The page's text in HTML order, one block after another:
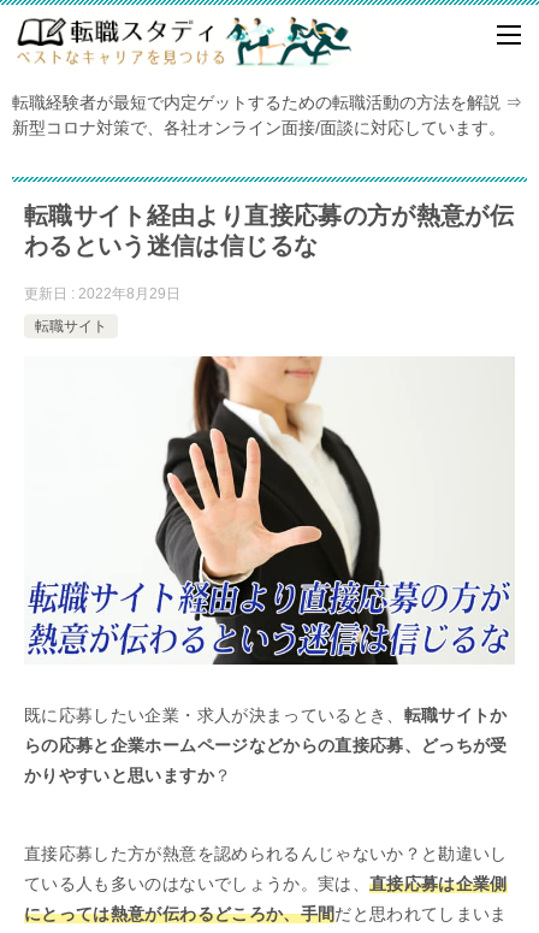
転職経験者が最短で内定ゲットするための転職活動の方法を解説 ⇒
新型コロナ対策で、各社オンライン面接/面談に対応しています。
転職サイト経由より直接応募の方が熱意が伝
わるという迷信は信じるな
更新日 : 2022年8月29日
転職サイト
既に応募したい企業・求人が決まっているとき、 転職サイトか
らの応募と企業ホームページなどからの直接応募、どっちが受
かりやすいと思いますか？
直接応募した方が熱意を認められるんじゃないか？と勘違いし
ている人も多いのはないでしょうか。実は、直接応募は企業側
にとっては熱意が伝わるどころか、手間だと思われてしまいま